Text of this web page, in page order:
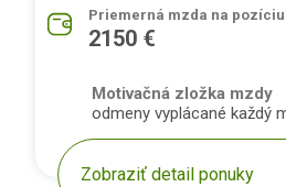
Priemerná mzda na pozíciu
2150 €
Motivačná zložka mzdy
odmeny vyplácané každý
Zobraziť detail ponuky